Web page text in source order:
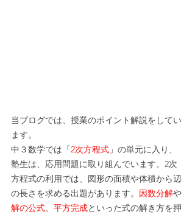
当ブログでは、授業のポイント解説をしてい
ます。
中３数学では「2次方程式 」の単元に入り、
塾生は、応用問題に取り組んでいます。2次
方程式の利用では、図形の面積や体積から辺
の長さを求める出題があります。 因数分解や
解の公式、 平方完成といった式の解き方を押